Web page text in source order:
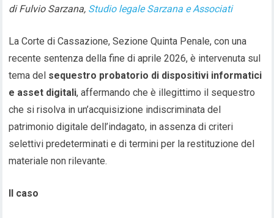
di Fulvio Sarzana, Studio legale Sarzana e Associati
La Corte di Cassazione, Sezione Quinta Penale, con una
recente sentenza della fine di aprile 2026, è intervenuta sul
tema del sequestro probatorio di dispositivi informatici
e asset digitali, affermando che è illegittimo il sequestro
che si risolva in un’acquisizione indiscriminata del
patrimonio digitale dell’indagato, in assenza di criteri
selettivi predeterminati e di termini per la restituzione del
materiale non rilevante.
Il caso